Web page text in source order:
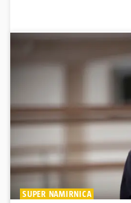
SUPER NAMIRNICA